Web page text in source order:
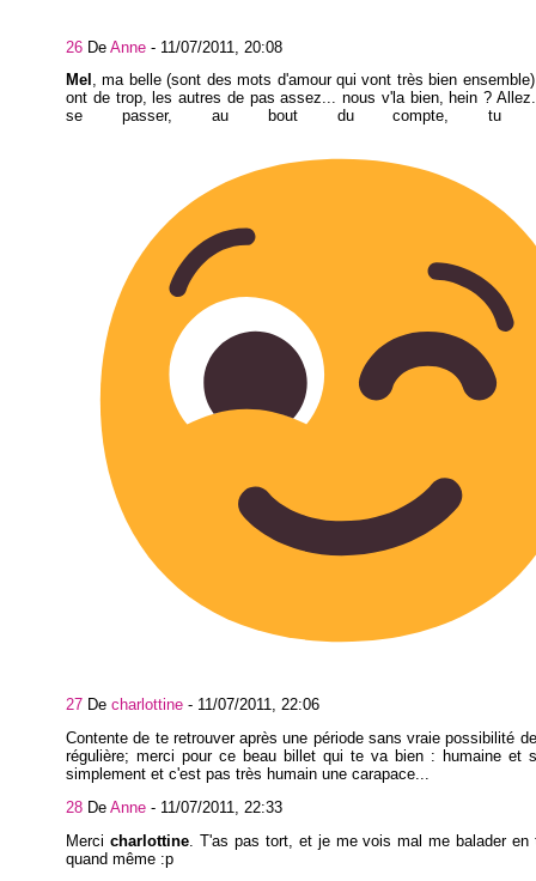
26 De Anne - 11/07/2011, 20:08
Mel , ma belle (sont des mots d'amour qui vont très bien
ont de trop, les autres de pas assez... nous v'la bien, hein ?
se passer, au bout du compte, tu
27 De charlottine - 11/07/2011, 22:06
Contente de te retrouver après une période sans vraie possibilité
régulière; merci pour ce beau billet qui te va bien : humaine et
simplement et c'est pas très humain une carapace...
28 De Anne - 11/07/2011, 22:33
Merci charlottine. T'as pas tort, et je me vois mal me balader en
quand même :p